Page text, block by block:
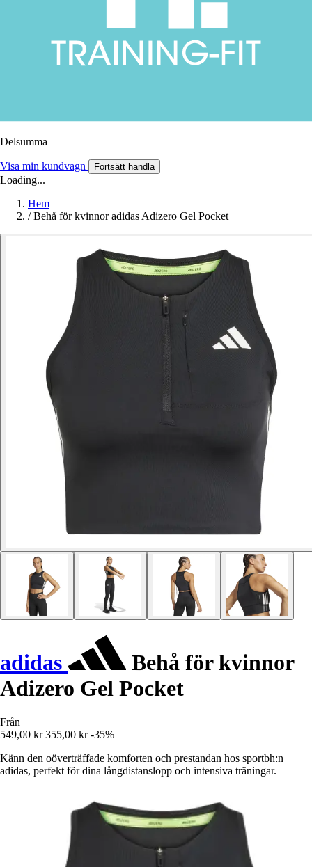
Delsumma
Visa min kundvagn Fortsätt handla
Loading...
Hem
/ Behå för kvinnor adidas Adizero Gel Pocket
adidas
Behå för kvinnor
Adizero Gel Pocket
Från
549,00 kr 355,00 kr -35%
Känn den oöverträffade komforten och prestandan hos sportbh:n
adidas, perfekt för dina långdistanslopp och intensiva träningar.